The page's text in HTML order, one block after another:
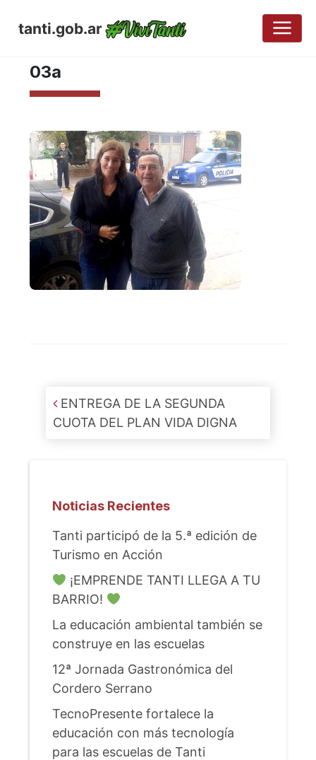
tanti.gob.ar
MAYO 8, 2017
03a
Post navigation
ENTREGA DE LA SEGUNDA
CUOTA DEL PLAN VIDA DIGNA
Noticias Recientes
Tanti participó de la 5.ª edición de
Turismo en Acción
¡EMPRENDE TANTI LLEGA A TU
BARRIO!
La educación ambiental también se
construye en las escuelas
12ª Jornada Gastronómica del
Cordero Serrano
TecnoPresente fortalece la
educación con más tecnología
para las escuelas de Tanti